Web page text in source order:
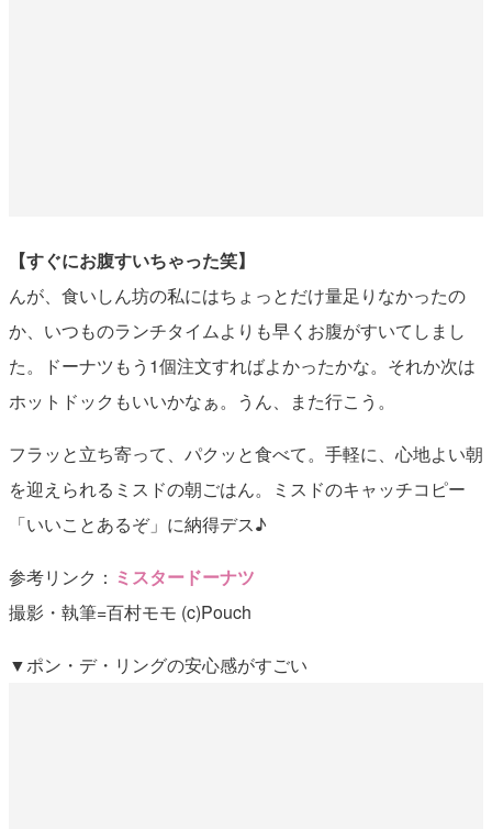
【すぐにお腹すいちゃった笑】
んが、食いしん坊の私にはちょっとだけ量足りなかったの
か、いつものランチタイムよりも早くお腹がすいてしまし
た。ドーナツもう1個注文すればよかったかな。それか次は
ホットドックもいいかなぁ。うん、また行こう。
フラッと立ち寄って、パクッと食べて。手軽に、心地よい朝
を迎えられるミスドの朝ごはん。ミスドのキャッチコピー
「いいことあるぞ」に納得デス♪
参考リンク： ミスタードーナツ
撮影・執筆=百村モモ (c)Pouch
▼ポン・デ・リングの安心感がすごい